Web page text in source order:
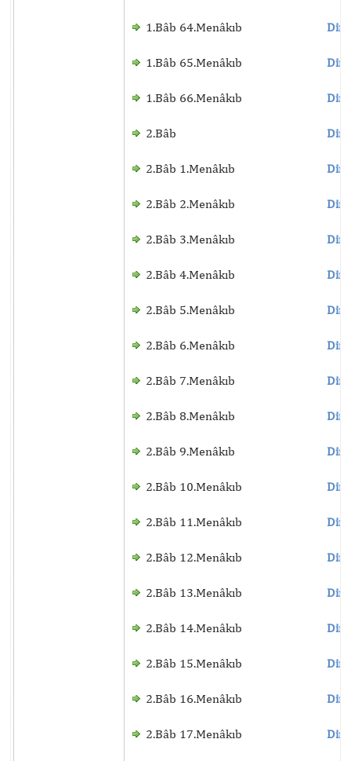
1.Bâb 64.Menâkıb
1.Bâb 65.Menâkıb
1.Bâb 66.Menâkıb
2.Bâb
2.Bâb 1.Menâkıb
2.Bâb 2.Menâkıb
2.Bâb 3.Menâkıb
2.Bâb 4.Menâkıb
2.Bâb 5.Menâkıb
2.Bâb 6.Menâkıb
2.Bâb 7.Menâkıb
2.Bâb 8.Menâkıb
2.Bâb 9.Menâkıb
2.Bâb 10.Menâkıb
2.Bâb 11.Menâkıb
2.Bâb 12.Menâkıb
2.Bâb 13.Menâkıb
2.Bâb 14.Menâkıb
2.Bâb 15.Menâkıb
2.Bâb 16.Menâkıb
2.Bâb 17.Menâkıb